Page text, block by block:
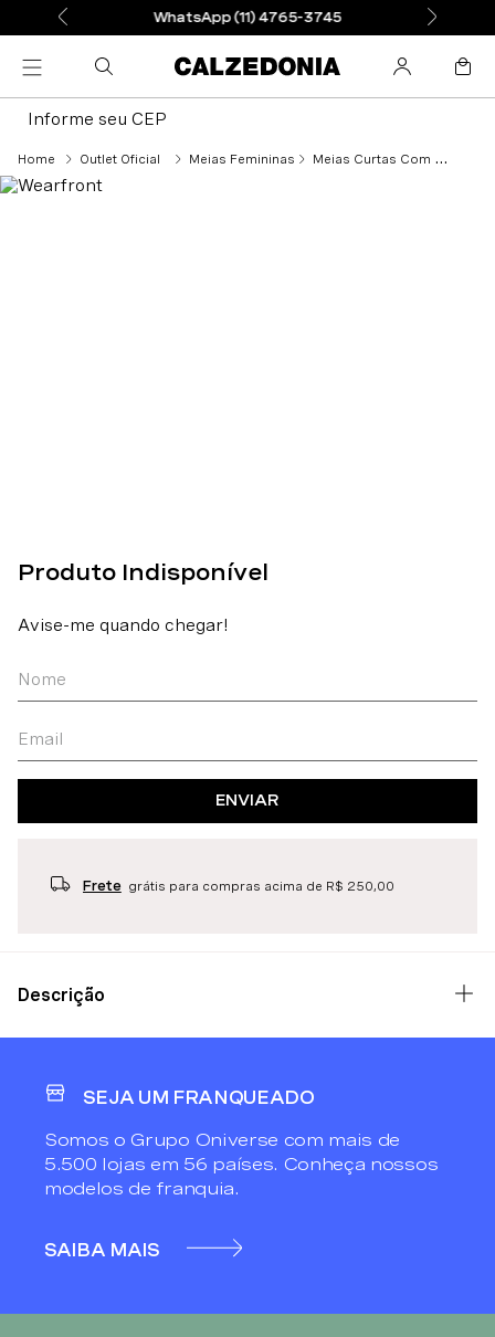
WhatsApp (11) 4765-3745
Informe seu CEP
Outlet Oficial Meias Femininas Meias Curtas Com Detalhe Brilhante - Azul
ENVIAR
Frete grátis para compras acima de R$ 250,00
Descrição
SEJA UM FRANQUEADO
Somos o Grupo Oniverse com mais de
5.500 lojas em 56 países. Conheça nossos
modelos de franquia.
SAIBA MAIS